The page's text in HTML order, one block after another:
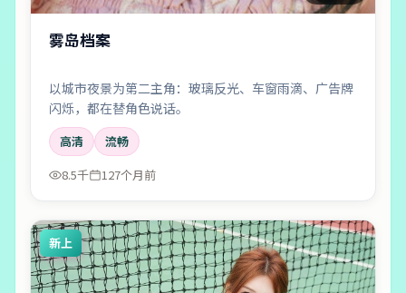
雾岛档案
以城市夜景为第二主角：玻璃反光、车窗雨滴、广告牌
闪烁，都在替角色说话。
高清
流畅
8.5千
127个月前
新上